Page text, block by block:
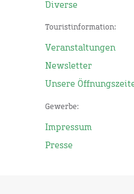
Diverse
Touristinformation:
Veranstaltungen
Newsletter
Unsere
Gewerbe:
Impressum
Presse